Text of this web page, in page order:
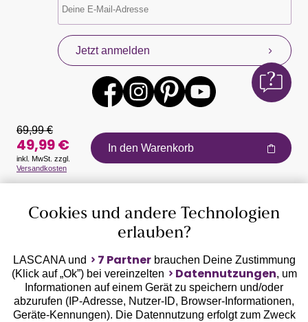
Jetzt anmelden
Auszeichnungen
Geprüfte Sicherheit
69,99 €
49,99 €
inkl. MwSt. zzgl.
Versandkosten
In den Warenkorb
Cookies und andere Technologien
erlauben?
LASCANA und 7 Partnerbrauchen Deine Zustimmung
(Klick auf „Ok”) bei vereinzelten
Datennutzungen, um
Informationen auf einem Gerät zu speichern und/oder
abzurufen (IP-Adresse, Nutzer-ID, Browser-Informationen,
Geräte-Kennungen). Die Datennutzung erfolgt zum Zweck